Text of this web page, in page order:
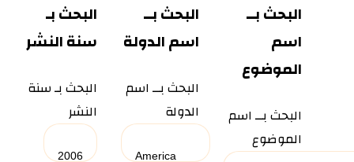
البحث بــ
اسم
الموضوع
البحث بــ اسم
الموضوع
البحث بــ
اسم الدولة
البحث بــ اسم
الدولة
البحث بـ
سنة النشر
البحث بـ سنة
النشر